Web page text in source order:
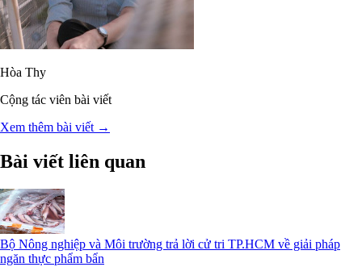
Hòa Thy
Cộng tác viên bài viết
Xem thêm bài viết →
Bài viết liên quan
Bộ Nông nghiệp và Môi trường trả lời cử tri TP.HCM về giải pháp
ngăn thực phẩm bẩn